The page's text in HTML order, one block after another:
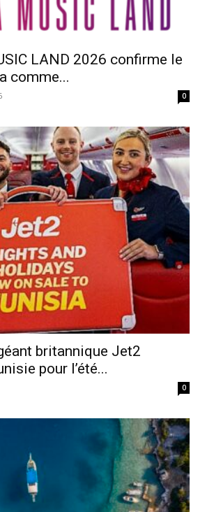
LAND 2026 confirme le
comme...
0
britannique Jet2
pour l’été...
0